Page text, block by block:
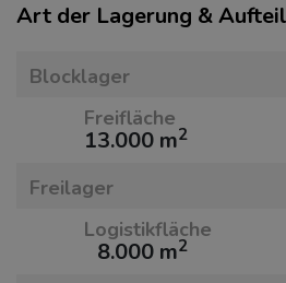
Art der Lagerung &
Blocklager
Freifläche
13.000 m2
Freilager
Logistikfläche
8.000 m2